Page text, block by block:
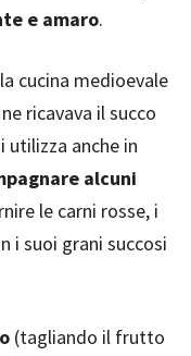
e amaro.
cucina medioevale
ricavava il succo
utilizza anche in
alcuni
le carni rosse, i
i suoi grani succosi
(tagliando il frutto